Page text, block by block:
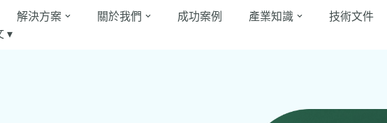
解決方案 關於我們 成功案例 產業知識
技術文件
▾